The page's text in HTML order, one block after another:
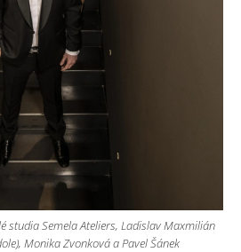
studia Semela Ateliers, Ladislav Maxmilián
Monika Zvonková a Pavel Šánek